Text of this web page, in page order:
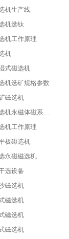
机生产线
机选钛
机工作原理
机
式磁选机
机选矿规格参数
磁选机
西藏筒式磁选机永磁体磁系设计
机工作原理
板磁选机
永磁磁选机
选设备
磁选机
磁选机
磁选机
磁选机